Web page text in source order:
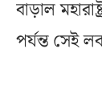
বাড়াল
পর্যন্ত সেই